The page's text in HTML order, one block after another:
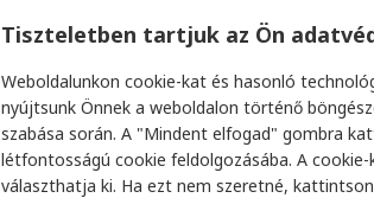
Gyártói raktáron
Számlapos hőmérő
skála, 120 °C
RS raktári szám219-
Gyártó cikkszáma
Tiszteletben tartjuk az Ön
Weboldalunkon cookie-kat és hasonló
nyújtsunk Önnek a weboldalon történő
szabása során. A "Mindent elfogad" gombra
létfontosságú cookie feldolgozásába. A
választhatja ki. Ha ezt nem szeretné,